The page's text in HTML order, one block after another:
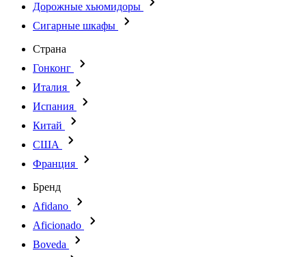
Дорожные хьюмидоры
Сигарные шкафы
Страна
Гонконг
Италия
Испания
Китай
США
Франция
Бренд
Afidano
Aficionado
Boveda